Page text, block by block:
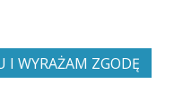
I WYRAŻAM ZGODĘ